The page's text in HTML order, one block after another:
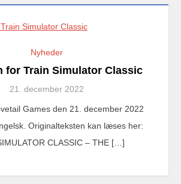
Nyheder
for Train Simulator Classic
21. december 2022
Games den 21. december 2022
Originalteksten kan læses her:
CLASSIC – THE […]